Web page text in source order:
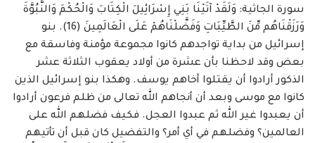
سورة الجاثية: وَلَقَدْ آتَيْنَا بَنِي ‏إِسْرَائِيلَ الْكِتَابَ وَالْحُكْمَ وَالنُّبُوَّةَ
وَرَزَقْنَاهُم مِّنَ الطَّيِّبَاتِ وَفَضَّلْنَاهُمْ عَلَى الْعَالَمِينَ (16). بنو
إسرائيل من ‏بداية تواجدهم كانوا مجموعة مؤمنة وفاسقة مع
بعض وقد لاحظنا بأن عشرة من أولاد يعقوب ‏الثلاثة عشر
الذكور أرادوا أن يقتلوا أخاهم يوسف. وهكذا بنو إسرائيل الذين
كانوا مع موسى وبعد ‏أن أنجاهم الله تعالى من ظلم فرعون أرادوا
أن يعبدوا غير الله ثم عبدوا العجل. فكيف فضلهم الله ‏على
العالمين؟ وفضلهم في أي أمر؟ والتفضيل كان قبل أن تأتيهم